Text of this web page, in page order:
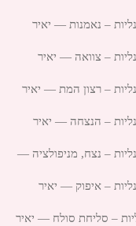
– נאמנות — יאיר
– צוואה — יאיר
– רצון המת — יאיר
– הנצחה — יאיר
– נצח, מניפולציה —
– איפוק — יאיר
– סליחת סולח — יאיר